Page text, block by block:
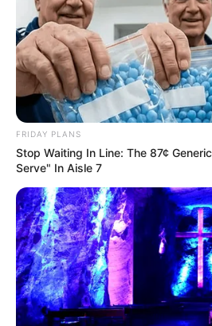
Posted
in
Friss hírek
1 perce érkezett!
éves Kinga! Az
megrendítették a
körülményei:
bySzerző • May 7, 2026
FRIDAY PLANS
Stop Waiting In Line: The 87¢
Serve" In Aisle 7